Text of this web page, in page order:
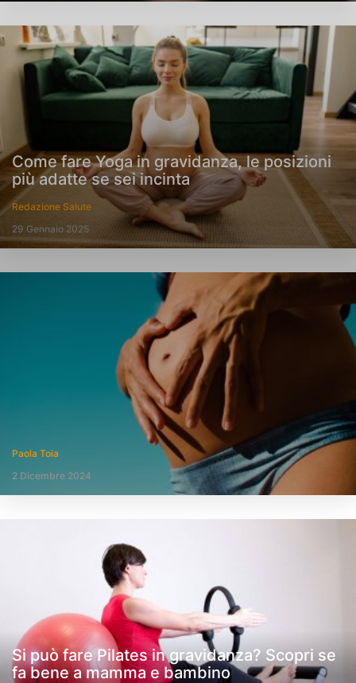
Come fare Yoga in gravidanza, le posizioni
più adatte se sei incinta
Redazione Salute
29 Gennaio 2025
Paola Toia
2 Dicembre 2024
Si può fare Pilates in gravidanza? Scopri se
fa bene a mamma e bambino